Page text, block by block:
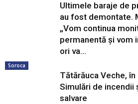
Ultimele baraje de
au fost demontate.
„Vom continua
permanentă și vom
ori va...
Soroca
Tătărăuca Veche,
Simulări de incendii
salvare